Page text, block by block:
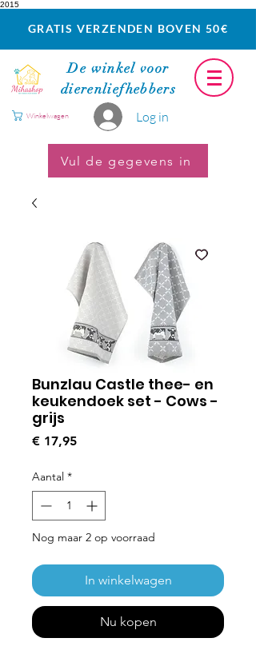
2015
GRATIS VERZENDEN BOVEN 50€
De winkel voor
dierenliefhebbers
Log in
Winkelwagen
Vul de gegevens in
Bunzlau Castle thee- en
keukendoek set - Cows -
grijs
€ 17,95Prijs
Aantal *
Nog maar 2 op voorraad
In winkelwagen
Nu kopen